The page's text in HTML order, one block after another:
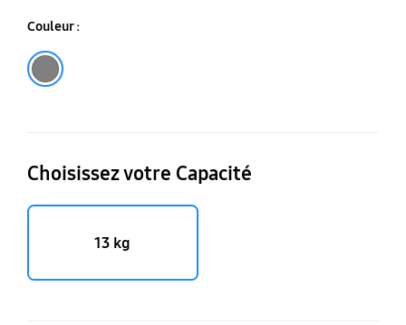
Couleur :
Choisissez votre Capacité
13 kg